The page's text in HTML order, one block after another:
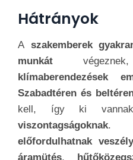
Hátrányok
A szakemberek
munkát
klímaberendezések
Szabadtéren és
kell, így ki
viszontagságoknak.
előfordulhatnak
áramütés,